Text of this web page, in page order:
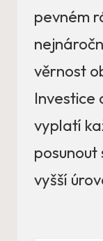
pevném
věrnost
Investice
vyplatí
posunout
vyšší